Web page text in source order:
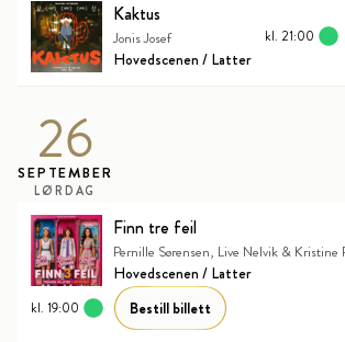
Kaktus
Jonis Josef
Hovedscenen / Latter
kl. 21:00
26
SEPTEMBER
LØRDAG
Finn tre feil
Pernille Sørensen, Live Nelvik & Kristine
Hovedscenen / Latter
kl. 19:00 Bestill billett